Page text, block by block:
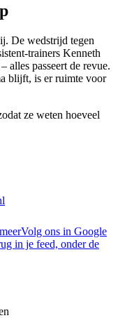
De wedstrijd tegen
trainers Kenneth
alles passeert de revue.
blijft, is er ruimte voor
ze weten hoeveel
Volg ons in Google
in je feed, onder de